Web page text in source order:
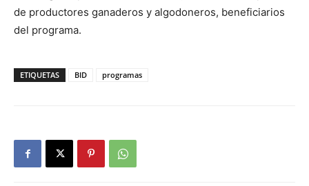
de productores ganaderos y algodoneros, beneficiarios
del programa.
ETIQUETAS BID programas